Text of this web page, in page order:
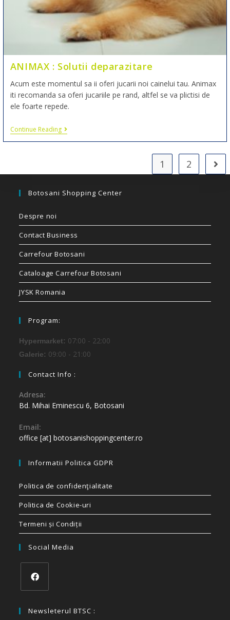
ANIMAX : Solutii deparazitare
Acum este momentul sa ii oferi jucarii noi cainelui tau. Animax
iti recomanda sa oferi jucariile pe rand, altfel se va plictisi de
ele foarte repede.
Continue Reading
1 2
Botosani Shopping Center
Despre noi
Contact Business
Carrefour Botosani
Cataloage Carrefour Botosani
JYSK Romania
Program:
Hypermarket: 07:00 - 22:00
Galerie: 09:00 - 21:00
Contact Info :
Adresa:
Bd. Mihai Eminescu 6, Botosani
Email:
office [at] botosanishoppingcenter.ro
Informatii Politica GDPR
Politica de confidenţialitate
Politica de Cookie-uri
Termeni și Condiții
Social Media
Newsleterul BTSC :